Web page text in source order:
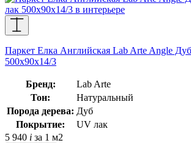
Паркет Елка Английская Lab Arte Angle
500х90х14/3
Бренд:
Lab Arte
Тон:
Натуральный
Порода дерева: Дуб
Покрытие:
UV лак
5 940 i за 1 м2